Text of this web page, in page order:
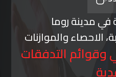
في مدينة روما
الاحصاء والموازنات
وقوائم التدفقات